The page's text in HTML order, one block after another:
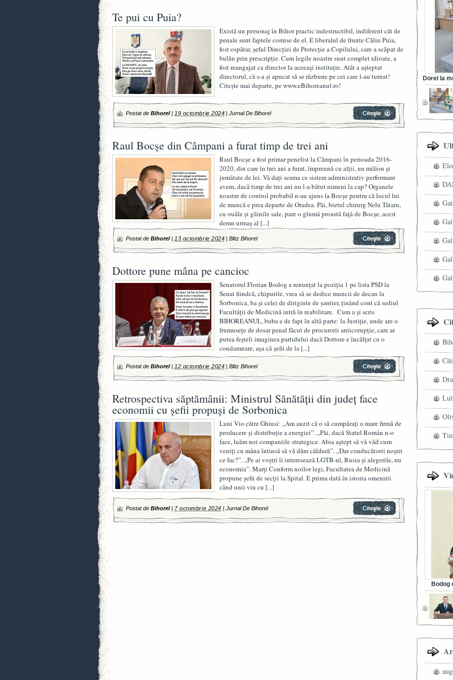
Te pui cu Puia?
Există un personaj în Bihor practic indestructibil, indiferent cât de
penale sunt faptele comise de el. E liberalul de frunte Călin Puia,
fost ospătar, șeful Direcției de Protecție a Copilului, care a scăpat de
bulău prin prescripție. Cum legile noastre sunt complet idioate, a
fost reangajat ca director la aceeași instituție. Atât a așteptat
directorul, că s-a și apucat să se răzbune pe cei care l-au turnat!
Citește mai departe, pe www.eBihoreanul.ro!
Postat de Bihorel| 19 octombrie 2024 |Jurnal De Bihorel
Raul Bocșe din Câmpani a furat timp de trei ani
Raul Bocșe a fost primar penelist la Câmpani în perioada 2016-
2020, din care în trei ani a furat, împreună cu alții, un milion și
jumătate de lei. Vă dați seama ce sistem administrativ performant
avem, dacă timp de trei ani nu l-a bătut nimeni la cap? Organele
noastre de control probabil n-au ajuns la Bocșe pentru că locul lui
de muncă e prea departe de Oradea. Păi, bietul chirurg Nelu Tătaru,
cu ouăle și găinile sale, pare o glumă proastă față de Bocșe, acest
demn urmaș al [...]
Postat de Bihorel| 13 octombrie 2024 |Blitz Bihorel
Dottore pune mâna pe cancioc
Senatorul Florian Bodog a renunțat la poziția 1 pe lista PSD la
Senat fiindcă, chipurile, vrea să se dedice muncii de decan la
Sorbonica, ba și celei de diriginte de șantier, ținând cont că sediul
Facultății de Medicină intră în reabilitare. Cum a și scris
BIHOREANUL, buba e de fapt în altă parte: la Justiție, unde are o
frumusețe de dosar penal făcut de procurorii anticorupție, care ar
putea feșteli imaginea partidului dacă Dottore e încălțat cu o
condamnare, așa că șefii de la [...]
Postat de Bihorel| 12 octombrie 2024 |Blitz Bihorel
Retrospectiva săptămânii: Ministrul Sănătății din județ face
economii cu șefii propuși de Sorbonica
Luni Vio către Ghiusi: „Am auzit că o să cumpărați o mare firmă de
producere și distribuție a energiei”. „Păi, dacă Statul Român n-o
face, luăm noi companiile strategice. Abia aștept să vă văd cum
veniți cu mâna întinsă să vă dăm căldură”. „Dar conducătorii noștri
ce fac?”. „Pe ai voștri îi interesează LGTB-ul, Rusia și alegerile, nu
economia”. Marți Conform noilor legi, Facultatea de Medicină
propune șefii de secții la Spital. E prima dată în istoria omenirii
când unii vin cu [...]
Postat de Bihorel| 7 octombrie 2024 | Jurnal De Bihorel
Dorel la
din
Bodog